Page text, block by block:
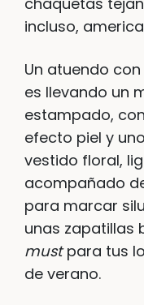
incluso,
Un atuendo
es llevando un
estampado,
efecto piel y
vestido floral,
acompañado
para marcar
unas zapatillas
mustpara tus
de verano.